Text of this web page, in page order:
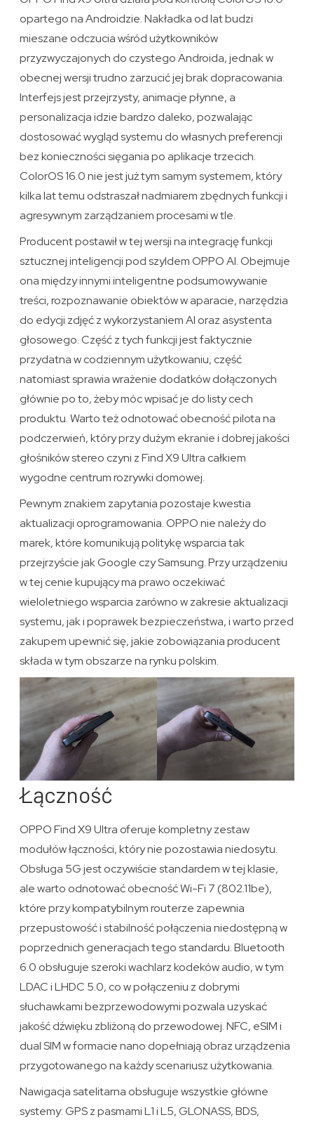
opartego na Androidzie. Nakładka od lat budzi
mieszane odczucia wśród użytkowników
przyzwyczajonych do czystego Androida, jednak w
obecnej wersji trudno zarzucić jej brak dopracowania.
Interfejs jest przejrzysty, animacje płynne, a
personalizacja idzie bardzo daleko, pozwalając
dostosować wygląd systemu do własnych preferencji
bez konieczności sięgania po aplikacje trzecich.
ColorOS 16.0 nie jest już tym samym systemem, który
kilka lat temu odstraszał nadmiarem zbędnych funkcji i
agresywnym zarządzaniem procesami w tle.
Producent postawił w tej wersji na integrację funkcji
sztucznej inteligencji pod szyldem OPPO AI. Obejmuje
ona między innymi inteligentne podsumowywanie
treści, rozpoznawanie obiektów w aparacie, narzędzia
do edycji zdjęć z wykorzystaniem AI oraz asystenta
głosowego. Część z tych funkcji jest faktycznie
przydatna w codziennym użytkowaniu, część
natomiast sprawia wrażenie dodatków dołączonych
głównie po to, żeby móc wpisać je do listy cech
produktu. Warto też odnotować obecność pilota na
podczerwień, który przy dużym ekranie i dobrej jakości
głośników stereo czyni z Find X9 Ultra całkiem
wygodne centrum rozrywki domowej.
Pewnym znakiem zapytania pozostaje kwestia
aktualizacji oprogramowania. OPPO nie należy do
marek, które komunikują politykę wsparcia tak
przejrzyście jak Google czy Samsung. Przy urządzeniu
w tej cenie kupujący ma prawo oczekiwać
wieloletniego wsparcia zarówno w zakresie aktualizacji
systemu, jak i poprawek bezpieczeństwa, i warto przed
zakupem upewnić się, jakie zobowiązania producent
składa w tym obszarze na rynku polskim.
Łączność
OPPO Find X9 Ultra oferuje kompletny zestaw
modułów łączności, który nie pozostawia niedosytu.
Obsługa 5G jest oczywiście standardem w tej klasie,
ale warto odnotować obecność Wi-Fi 7 (802.11be),
które przy kompatybilnym routerze zapewnia
przepustowość i stabilność połączenia niedostępną w
poprzednich generacjach tego standardu. Bluetooth
6.0 obsługuje szeroki wachlarz kodeków audio, w tym
LDAC i LHDC 5.0, co w połączeniu z dobrymi
słuchawkami bezprzewodowymi pozwala uzyskać
jakość dźwięku zbliżoną do przewodowej. NFC, eSIM i
dual SIM w formacie nano dopełniają obraz urządzenia
przygotowanego na każdy scenariusz użytkowania.
Nawigacja satelitarna obsługuje wszystkie główne
systemy: GPS z pasmami L1 i L5, GLONASS, BDS,